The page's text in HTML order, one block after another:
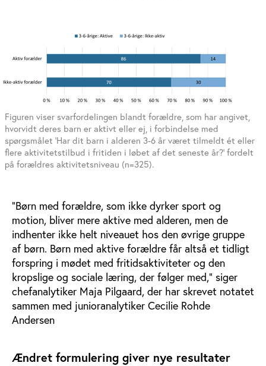
Figuren viser svarfordelingen blandt forældre, som har angivet,
hvorvidt deres barn er aktivt eller ej, i forbindelse med
spørgsmålet ’Har dit barn i alderen 3-6 år været tilmeldt ét eller
flere aktivitetstilbud i fritiden i løbet af det seneste år?’ fordelt
på forældres aktivitetsniveau (n=325).
”Børn med forældre, som ikke dyrker sport og
motion, bliver mere aktive med alderen, men de
indhenter ikke helt niveauet hos den øvrige gruppe
af børn. Børn med aktive forældre får altså et tidligt
forspring i mødet med fritidsaktiviteter og den
kropslige og sociale læring, der følger med,” siger
chefanalytiker Maja Pilgaard, der har skrevet notatet
sammen med junioranalytiker Cecilie Rohde
Andersen
Ændret formulering giver nye resultater